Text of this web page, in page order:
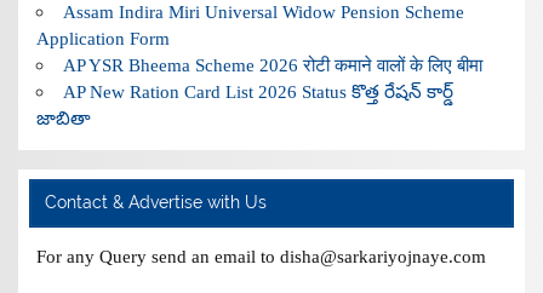
Assam Indira Miri Universal Widow Pension Scheme
Application Form
AP YSR Bheema Scheme 2026 रोटी कमाने वालों के लिए बीमा
AP New Ration Card List 2026 Status కొత్త రేషన్ కార్డ్
జాబితా
Contact & Advertise with Us
For any Query send an email to disha@sarkariyojnaye.com